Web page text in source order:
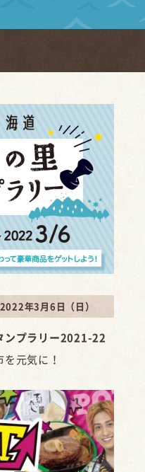
年3月6日（日）
ンプラリー2021-22
元気に！